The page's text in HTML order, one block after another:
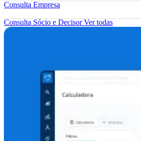
Consulta Empresa
Consulta Sócio e DecisorVer todas